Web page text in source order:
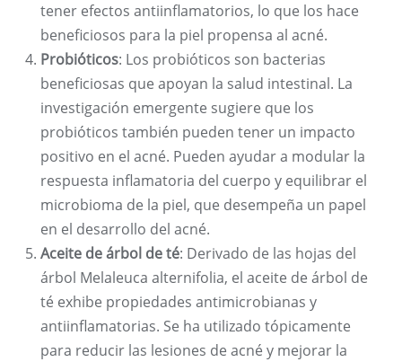
tener efectos antiinflamatorios, lo que los hace
beneficiosos para la piel propensa al acné.
Probióticos: Los probióticos son bacterias
beneficiosas que apoyan la salud intestinal. La
investigación emergente sugiere que los
probióticos también pueden tener un impacto
positivo en el acné. Pueden ayudar a modular la
respuesta inflamatoria del cuerpo y equilibrar el
microbioma de la piel, que desempeña un papel
en el desarrollo del acné.
Aceite de árbol de té: Derivado de las hojas del
árbol Melaleuca alternifolia, el aceite de árbol de
té exhibe propiedades antimicrobianas y
antiinflamatorias. Se ha utilizado tópicamente
para reducir las lesiones de acné y mejorar la